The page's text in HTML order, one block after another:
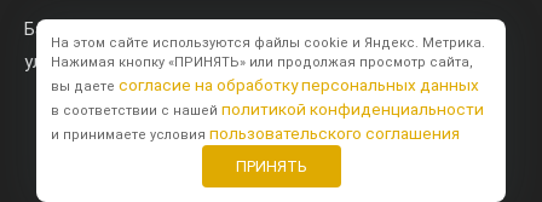
Барнаул
ул. Калинина, 71 к2
BTB Digital
На этом сайте используются файлы cookie и Яндекс. Метрика.
Нажимая кнопку «ПРИНЯТЬ» или продолжая просмотр сайта,
вы даете согласие на обработку персональных данных
в соответствии с нашей политикой конфиденциальности
и принимаете условия пользовательского соглашения
ПРИНЯТЬ